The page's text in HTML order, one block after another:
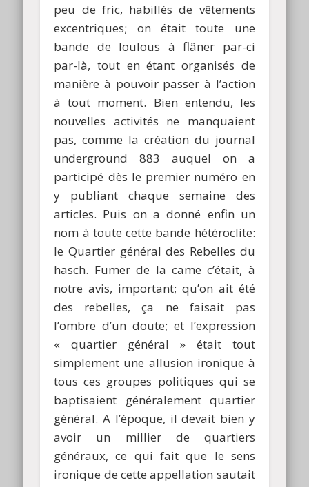
peu de fric, habillés de vêtements
excentriques; on était toute une
bande de loulous à flâner par-ci
par-là, tout en étant organisés de
manière à pouvoir passer à l’action
à tout moment. Bien entendu, les
nouvelles activités ne manquaient
pas, comme la création du journal
underground 883 auquel on a
participé dès le premier numéro en
y publiant chaque semaine des
articles. Puis on a donné enfin un
nom à toute cette bande hétéroclite:
le Quartier général des Rebelles du
hasch. Fumer de la came c’était, à
notre avis, important; qu’on ait été
des rebelles, ça ne faisait pas
l’ombre d’un doute; et l’expression
« quartier général » était tout
simplement une allusion ironique à
tous ces groupes politiques qui se
baptisaient généralement quartier
général. A l’époque, il devait bien y
avoir un millier de quartiers
généraux, ce qui fait que le sens
ironique de cette appellation sautait